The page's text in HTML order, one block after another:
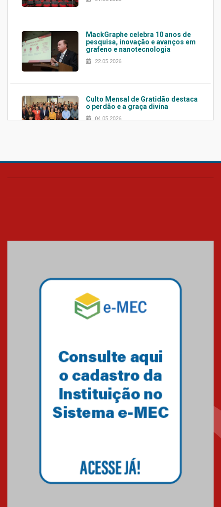
MackGraphe celebra 10 anos de
pesquisa, inovação e avanços em
grafeno e nanotecnologia
22.05.2026
Culto Mensal de Gratidão destaca
o perdão e a graça divina
04.05.2026
Confira como foi o culto mensal
Mackenzie mobiliza campanha
solidária para apoiar famílias em
Minas Gerais
Primeiro culto do ano ressalta o
27.02.2026